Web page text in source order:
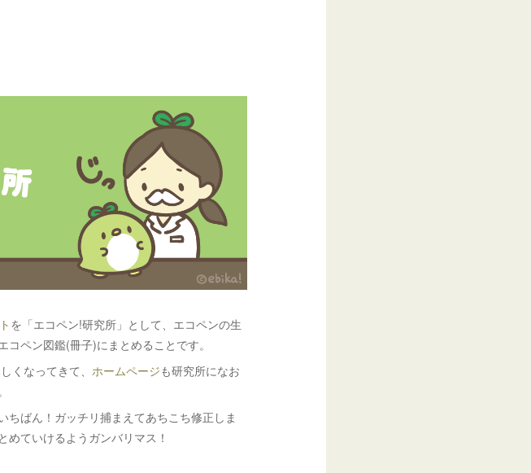
を「エコペン!研究所」として、エコペンの生
ペン図鑑(冊子)にまとめることです。
くなってきて、 ホームページも研究所になお
ばん！ガッチリ捕まえてあちこち修正しま
めていけるようガンバリマス！